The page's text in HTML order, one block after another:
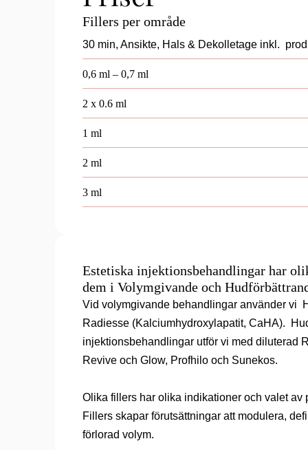
Fillers per område
30 min, Ansikte, Hals & Dekolletage inkl.
0,6 ml – 0,7 ml
2 x 0.6 ml
1 ml
2 ml
3 ml
Estetiska injektionsbehandlingar har
dem i Volymgivande och
Vid volymgivande behandlingar använder vi
Radiesse (Kalciumhydroxylapatit, CaHA).
injektionsbehandlingar utför vi med diluterad
Revive och Glow, Profhilo och Sunekos.
Olika fillers har olika indikationer och valet av
Fillers skapar förutsättningar att modulera,
förlorad volym.